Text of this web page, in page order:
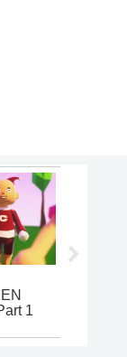
Videos
5月23日